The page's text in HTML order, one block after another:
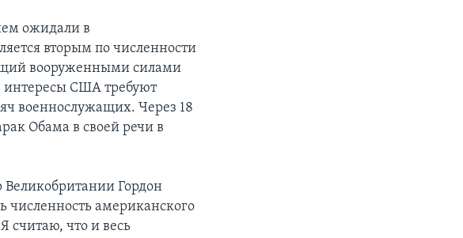
ожидали в
вторым по численности
вооруженными силами
США требуют
военнослужащих. Через 18
Обама в своей речи в
Гордон
численность американского
считаю, что и весь